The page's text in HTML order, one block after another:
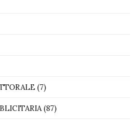
(7)
(87)